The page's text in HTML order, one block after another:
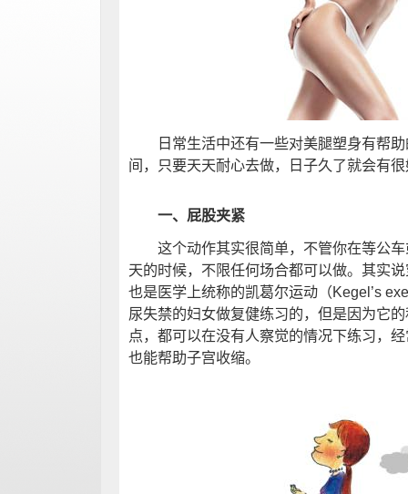
日常生活中还有一些对美腿塑身有帮助
间，只要天天耐心去做，日子久了就会有
一、屁股夹紧
这个动作其实很简单，不管你在等公车
天的时候，不限任何场合都可以做。其实
也是医学上统称的凯葛尔运动（Kegel’s
尿失禁的妇女做复健练习的，但是因为它
点，都可以在没有人察觉的情况下练习，
也能帮助子宫收缩。